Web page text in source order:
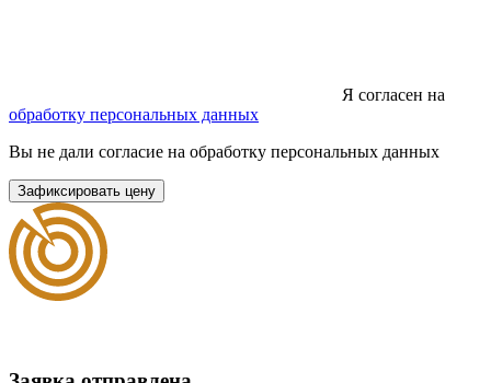
Я согласен на
обработку персональных данных
Вы не дали согласие на обработку персональных данных
Зафиксировать цену